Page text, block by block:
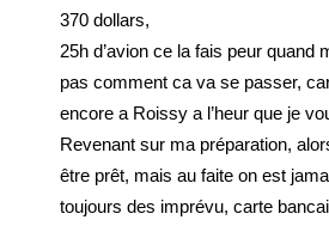
370 dollars,
25h d’avion ce la fais peur quand
pas comment ca va se passer,
encore a Roissy a l’heur que je
Revenant sur ma préparation,
être prêt, mais au faite on est
toujours des imprévu, carte